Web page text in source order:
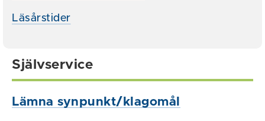
Läsårstider
Självservice
Lämna synpunkt/klagomål